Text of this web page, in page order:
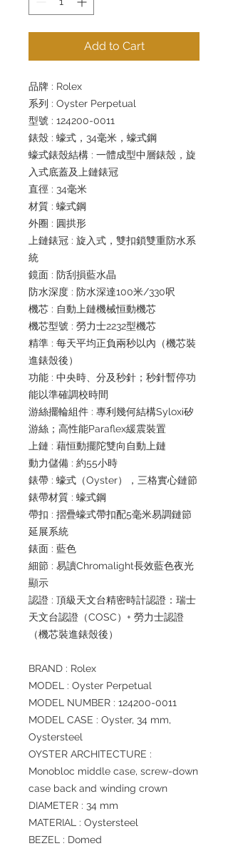
Add to Cart
品牌 : Rolex
系列 : Oyster Perpetual
型號 : 124200-0011
錶殼 : 蠔式，34毫米，蠔式鋼
蠔式錶殼結構 : 一體成型中層錶殼，旋
入式底蓋及上鏈錶冠
直徑 : 34毫米
材質 : 蠔式鋼
外圈 : 圓拱形
上鏈錶冠 : 旋入式，雙扣鎖雙重防水系
統
鏡面 : 防刮損藍水晶
防水深度 : 防水深達100米/330呎
機芯 : 自動上鏈機械恒動機芯
機芯型號 : 勞力士2232型機芯
精準 : 每天平均正負兩秒以內（機芯裝
進錶殼後）
功能 : 中央時、分及秒針；秒針暫停功
能以準確調校時間
游絲擺輪組件 : 專利幾何結構Syloxi矽
游絲；高性能Paraflex緩震裝置
上鏈 : 藉恒動擺陀雙向自動上鏈
動力儲備 : 約55小時
錶帶 : 蠔式（Oyster），三格實心鏈節
錶帶材質 : 蠔式鋼
帶扣 : 摺疊蠔式帶扣配5毫米易調鏈節
延展系統
錶面 : 藍色
細節 : 易讀Chromalight長效藍色夜光
顯示
認證 : 頂級天文台精密時計認證：瑞士
天文台認證（COSC）+ 勞力士認證
（機芯裝進錶殼後）
BRAND : Rolex
MODEL : Oyster Perpetual
MODEL NUMBER : 124200-0011
MODEL CASE : Oyster, 34 mm,
Oystersteel
OYSTER ARCHITECTURE :
Monobloc middle case, screw-down
case back and winding crown
DIAMETER : 34 mm
MATERIAL : Oystersteel
BEZEL : Domed